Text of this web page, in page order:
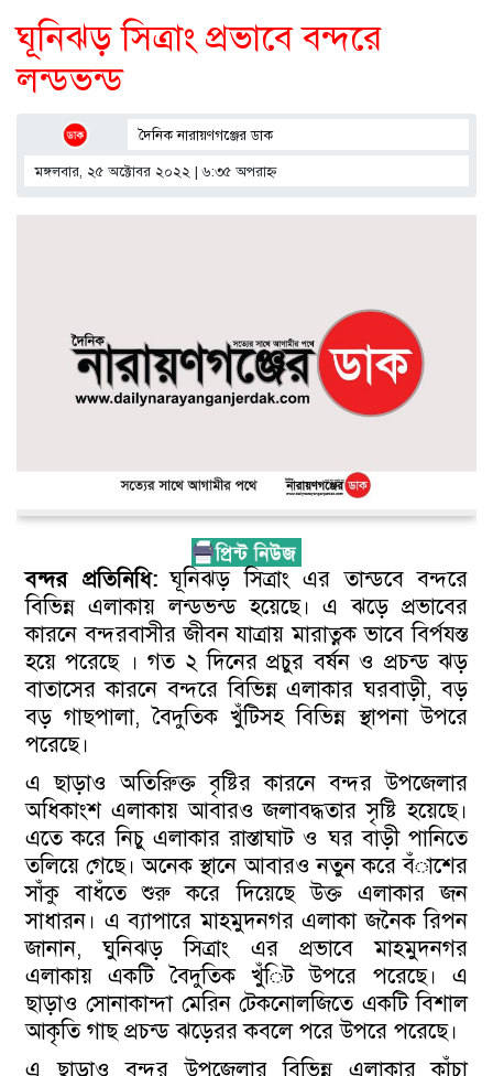
ঘূনিঝড় সিত্রাং প্রভাবে বন্দরে
লন্ডভন্ড
দৈনিক নারায়ণগঞ্জের ডাক
মঙ্গলবার, ২৫ অক্টোবর ২০২২ | ৬:৩৫ অপরাহ্ণ
বন্দর প্রতিনিধি: ঘূনিঝড় সিত্রাং এর তান্ডবে বন্দরে
বিভিন্ন এলাকায় লন্ডভন্ড হয়েছে। এ ঝড়ে প্রভাবের
কারনে বন্দরবাসীর জীবন যাত্রায় মারাত্নক ভাবে বির্পযস্ত
হয়ে পরেছে । গত ২ দিনের প্রচুর বর্ষন ও প্রচন্ড ঝড়
বাতাসের কারনে বন্দরে বিভিন্ন এলাকার ঘরবাড়ী, বড়
বড় গাছপালা, বৈদুতিক খুঁটিসহ বিভিন্ন স্থাপনা উপরে
পরেছে।
এ ছাড়াও অতিরিুক্ত বৃষ্টির কারনে বন্দর উপজেলার
অধিকাংশ এলাকায় আবারও জলাবদ্ধতার সৃষ্টি হয়েছে।
এতে করে নিচু এলাকার রাস্তাঘাট ও ঘর বাড়ী পানিতে
তলিয়ে গেছে। অনেক স্থানে আবারও নতুন করে বঁাশের
সাঁকু বাধঁতে শুরু করে দিয়েছে উক্ত এলাকার জন
সাধারন। এ ব্যাপারে মাহমুদনগর এলাকা জনৈক রিপন
জানান, ঘুনিঝড় সিত্রাং এর প্রভাবে মাহমুদনগর
এলাকায় একটি বৈদুতিক খুঁিট উপরে পরেছে। এ
ছাড়াও সোনাকান্দা মেরিন টেকনোলজিতে একটি বিশাল
আকৃতি গাছ প্রচন্ড ঝড়েরর কবলে পরে উপরে পরেছে।
এ ছাড়াও বন্দর উপজেলার বিভিন্ন এলাকার কাঁচা